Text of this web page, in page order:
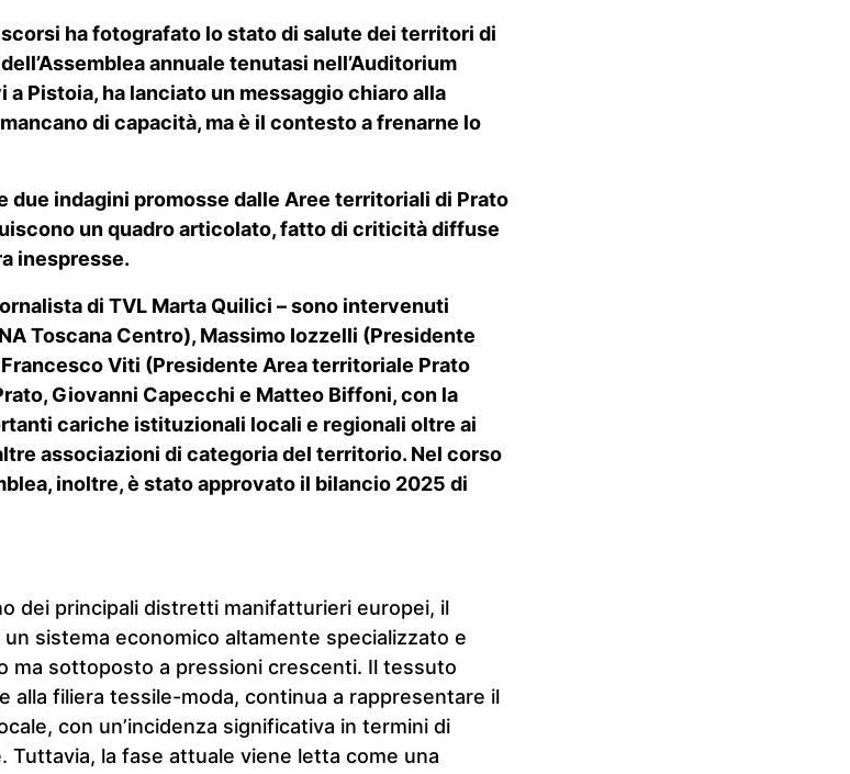
ha fotografato lo stato di salute dei territori di
annuale tenutasi nell’Auditorium
a Pistoia, ha lanciato un messaggio chiaro alla
di capacità, ma è il contesto a frenarne lo
due indagini promosse dalle Aree territoriali di Prato
un quadro articolato, fatto di criticità diffuse
inespresse.
di TVL Marta Quilici – sono intervenuti
Toscana Centro), Massimo Iozzelli (Presidente
Viti (Presidente Area territoriale Prato
Giovanni Capecchi e Matteo Biffoni, con la
cariche istituzionali locali e regionali oltre ai
associazioni di categoria del territorio. Nel corso
inoltre, è stato approvato il bilancio 2025 di
dei principali distretti manifatturieri europei, il
sistema economico altamente specializzato e
ma sottoposto a pressioni crescenti. Il tessuto
alla filiera tessile-moda, continua a rappresentare il
con un’incidenza significativa in termini di
Tuttavia, la fase attuale viene letta come una